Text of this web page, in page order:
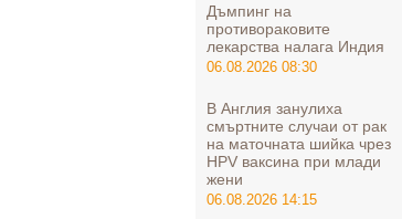
Дъмпинг на
противораковите
лекарства налага Индия
06.08.2026 08:30
В Англия занулиха
смъртните случаи от рак
на маточната шийка чрез
HPV ваксина при млади
жени
06.08.2026 14:15